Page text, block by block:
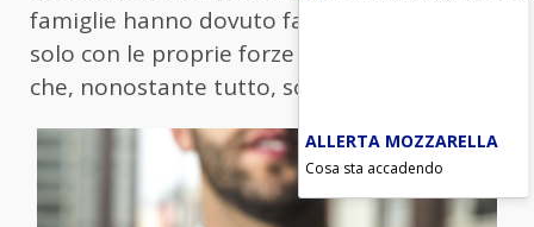
famiglie hanno dovuto far fronte sempre e
solo con le proprie forze con gli stipendi
che, nonostante tutto, sono rimasti uguali.
ALLERTA MOZZARELLA
Cosa sta accadendo